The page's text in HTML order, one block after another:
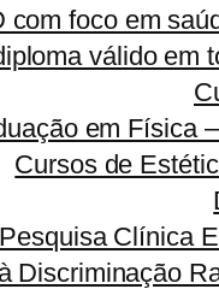
foco em
válido em
em Física
Cursos de
Clínica
Discriminação